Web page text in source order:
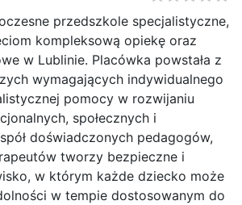
przedszkole specjalistyczne,
kompleksową opiekę oraz
w Lublinie. Placówka powstała z
wymagających indywidualnego
pomocy w rozwijaniu
społecznych i
doświadczonych pedagogów,
tworzy bezpieczne i
w którym każde dziecko może
w tempie dostosowanym do